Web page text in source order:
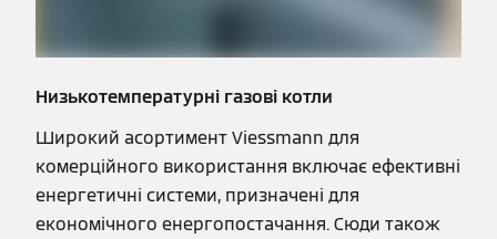
Низькотемпературні газові котли
Широкий асортимент Viessmann для
комерційного використання включає ефективні
енергетичні системи, призначені для
економічного енергопостачання. Сюди також